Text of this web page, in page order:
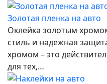
Золотая пленка на авто
Оклейка золотым
стиль и надежная
хромом – это
для тех,…